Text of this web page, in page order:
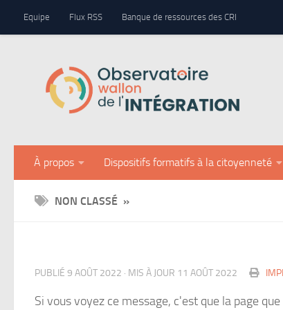
Skip to content
Equipe Flux RSS Banque de ressources des CRI
À propos Dispositifs formatifs à la citoyenneté
NON CLASSÉ »
PUBLIÉ 9 AOÛT 2022 · MIS À JOUR 11 AOÛT 2022
Si vous voyez ce message, c'est que la page